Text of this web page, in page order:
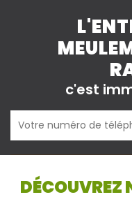
c'est
DÉCOUVREZ